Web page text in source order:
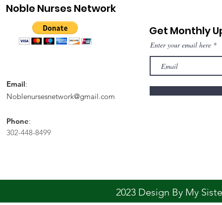
Noble Nurses Network
Email:
Noblenursesnetwork@gmail.com
Phone:
302-448-8499
Get Monthly
Enter your email here
2023 Design By My